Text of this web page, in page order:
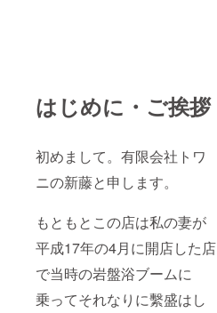
はじめに・ご挨拶
初めまして。有限会社トワ
ニの新藤と申します。
もともとこの店は私の妻が
平成17年の4月に開店した店
で当時の岩盤浴ブームに
乗ってそれなりに繫盛はし